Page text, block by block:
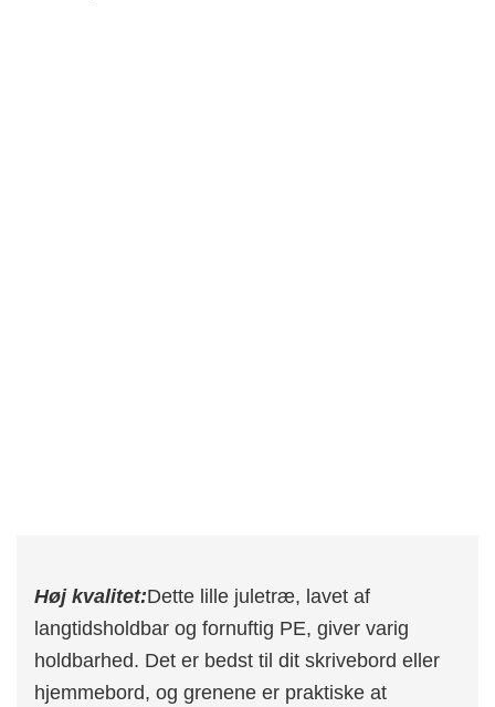
Høj kvalitet:Dette lille juletræ, lavet af
langtidsholdbar og fornuftig PE, giver varig
holdbarhed. Det er bedst til dit skrivebord eller
hjemmebord, og grenene er praktiske at